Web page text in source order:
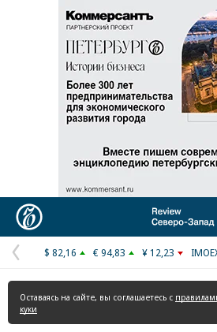
Реклама в «Ъ»
Предыдущая
страница
$ 82,16 € 94,83 ¥ 12,23
Оставаясь на сайте, вы соглашаетесь с
куки